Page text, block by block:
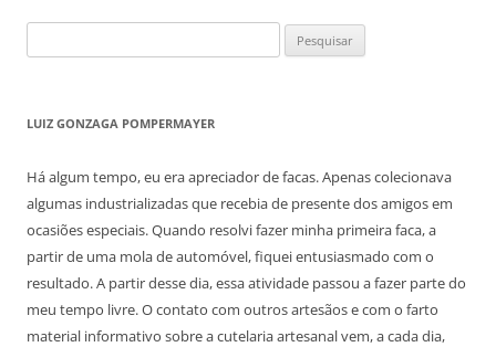
por:
LUIZ GONZAGA POMPERMAYER
Há algum tempo, eu era apreciador de facas. Apenas colecionava
algumas industrializadas que recebia de presente dos amigos em
ocasiões especiais. Quando resolvi fazer minha primeira faca, a
partir de uma mola de automóvel, fiquei entusiasmado com o
resultado. A partir desse dia, essa atividade passou a fazer parte do
meu tempo livre. O contato com outros artesãos e com o farto
material informativo sobre a cutelaria artesanal vem, a cada dia,